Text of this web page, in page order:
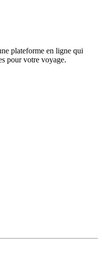
plateforme en ligne qui
pour votre voyage.